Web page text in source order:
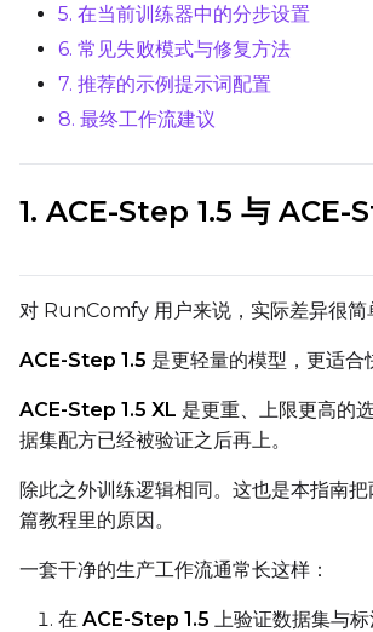
Gradient
Optimizer
Learning
Timestep
Timestep
5. 在当前训练器中的分步设置
6. 常见失败模式与修复方法
7. 推荐的示例提示词配置
8. 最终工作流建议
1. ACE-Step 1.5 与 ACE-
对 RunComfy 用户来说，实际差异很简
ACE-Step 1.5 是更轻量的模型，更适合
ACE-Step 1.5 XL 是更重、上限更高的
据集配方已经被验证之后再上。
除此之外训练逻辑相同。这也是本指南
篇教程里的原因。
一套干净的生产工作流通常长这样：
在 ACE-Step 1.5 上验证数据集与标